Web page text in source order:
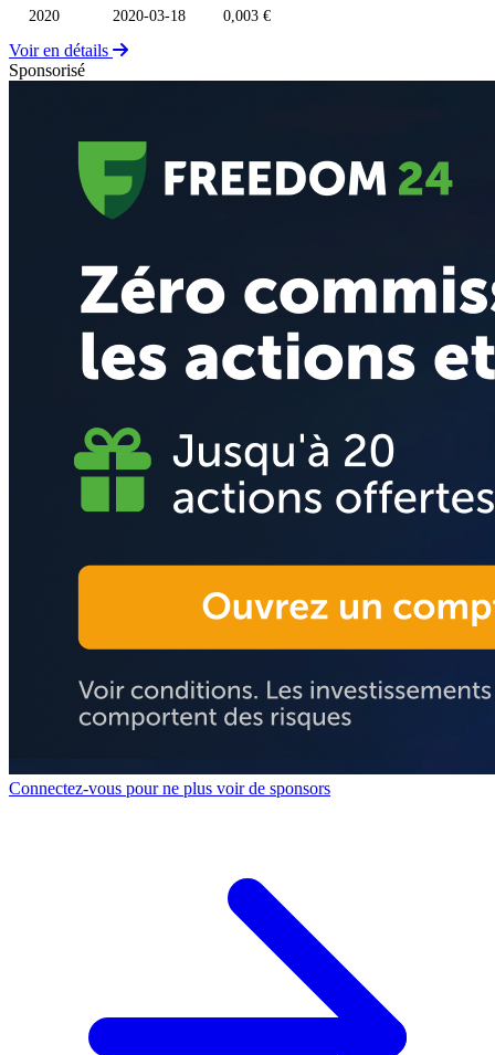
2020 2020-03-18 0,003 €
Voir en détails
Sponsorisé
Connectez-vous pour ne plus voir de sponsors